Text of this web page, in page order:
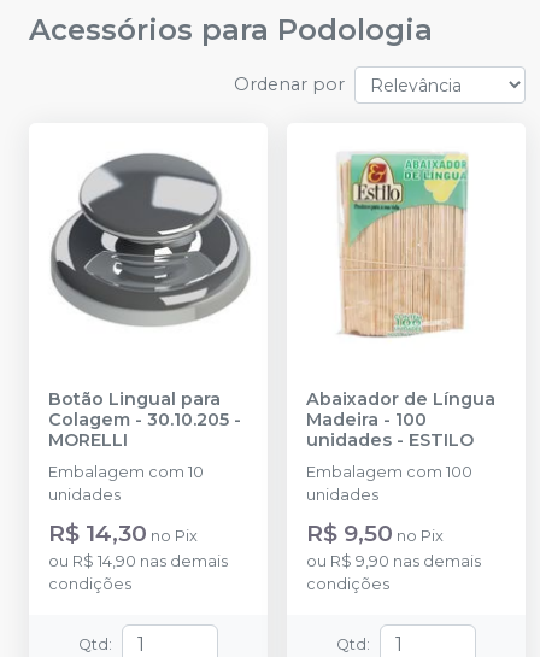
Acessórios para Podologia
Ordenar por
Botão Lingual para
Colagem - 30.10.205 -
MORELLI
Embalagem com 10
unidades
R$ 14,30 no Pix
ou R$ 14,90 nas demais
condições
Qtd :
Abaixador de Língua
Madeira - 100
unidades - ESTILO
Embalagem com 100
unidades
R$ 9,50 no Pix
ou R$ 9,90 nas demais
condições
Qtd :